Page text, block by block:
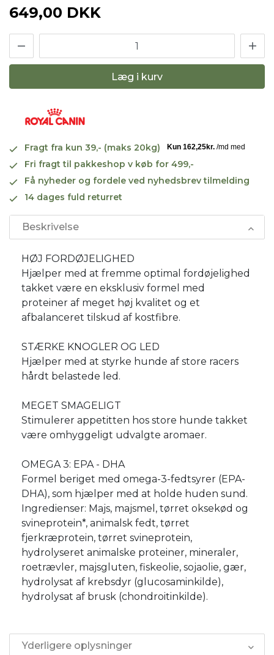
649,00 DKK
Læg i kurv
Fragt fra kun 39,- (maks 20kg)
Fri fragt til pakkeshop v køb for 499,-
Få nyheder og fordele ved nyhedsbrev tilmelding
14 dages fuld returret
Beskrivelse
HØJ FORDØJELIGHED
Hjælper med at fremme optimal fordøjelighed
takket være en eksklusiv formel med
proteiner af meget høj kvalitet og et
afbalanceret tilskud af kostfibre.
STÆRKE KNOGLER OG LED
Hjælper med at styrke hunde af store racers
hårdt belastede led.
MEGET SMAGELIGT
Stimulerer appetitten hos store hunde takket
være omhyggeligt udvalgte aromaer.
OMEGA 3: EPA - DHA
Formel beriget med omega-3-fedtsyrer (EPA-
DHA), som hjælper med at holde huden sund.
Ingredienser: Majs, majsmel, tørret oksekød og
svineprotein*, animalsk fedt, tørret
fjerkræprotein, tørret svineprotein,
hydrolyseret animalske proteiner, mineraler,
roetrævler, majsgluten, fiskeolie, sojaolie, gær,
hydrolysat af krebsdyr (glucosaminkilde),
hydrolysat af brusk (chondroitinkilde).
Yderligere oplysninger